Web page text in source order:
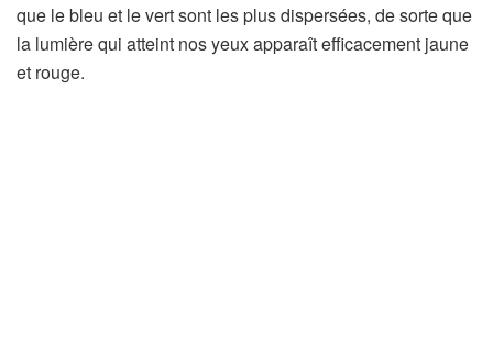
que le bleu et le vert sont les plus dispersées, de sorte que
la lumière qui atteint nos yeux apparaît efficacement jaune
et rouge.